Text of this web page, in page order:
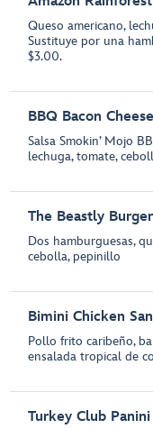
Queso americano,
Sustituye por una
$3.00.
BBQ Bacon
Salsa Smokin’ Mojo
lechuga, tomate,
The Beastly
Dos hamburguesas,
cebolla, pepinillo
Bimini Chicken
Pollo frito caribeño,
ensalada tropical de
Turkey Club Panini